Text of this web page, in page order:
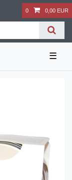
0 0,00 EUR
☰